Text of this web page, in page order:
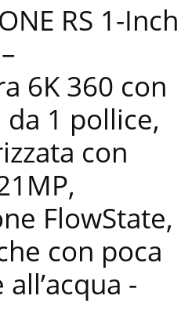
RS 1-Inch
6K 360 con
1 pollice,
con
FlowState,
con poca
-